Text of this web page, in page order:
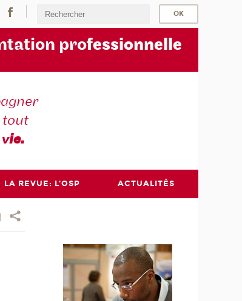
professionnelle
ie.
LA REVUE: L'OSP ACTUALITÉS